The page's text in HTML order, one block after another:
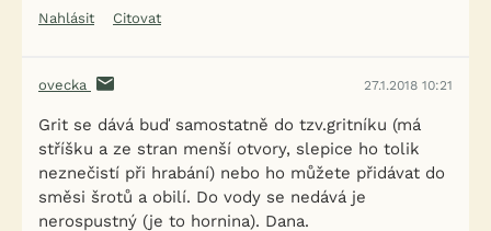
Nahlásit
Citovat
ovecka 27.1.2018 10:21
Grit se dává buď samostatně do tzv.gritníku (má
stříšku a ze stran menší otvory, slepice ho tolik
neznečistí při hrabání) nebo ho můžete přidávat do
směsi šrotů a obilí. Do vody se nedává je
nerospustný (je to hornina). Dana.